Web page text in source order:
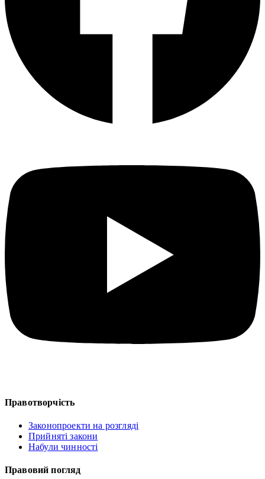
Правотворчість
Законопроекти на розгляді
Прийняті закони
Набули чинності
Правовий погляд